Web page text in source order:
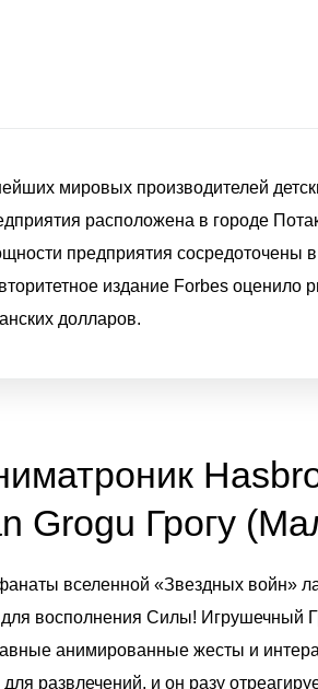
мировых производителей
расположена в городе
предприятия сосредоточены в
издание Forbes оценило
долларов.
Grogu Грогу
вселенной «Звездных войн»
для восполнения Силы! Игрушечный
анимированные жесты и
развлечений, и он разу